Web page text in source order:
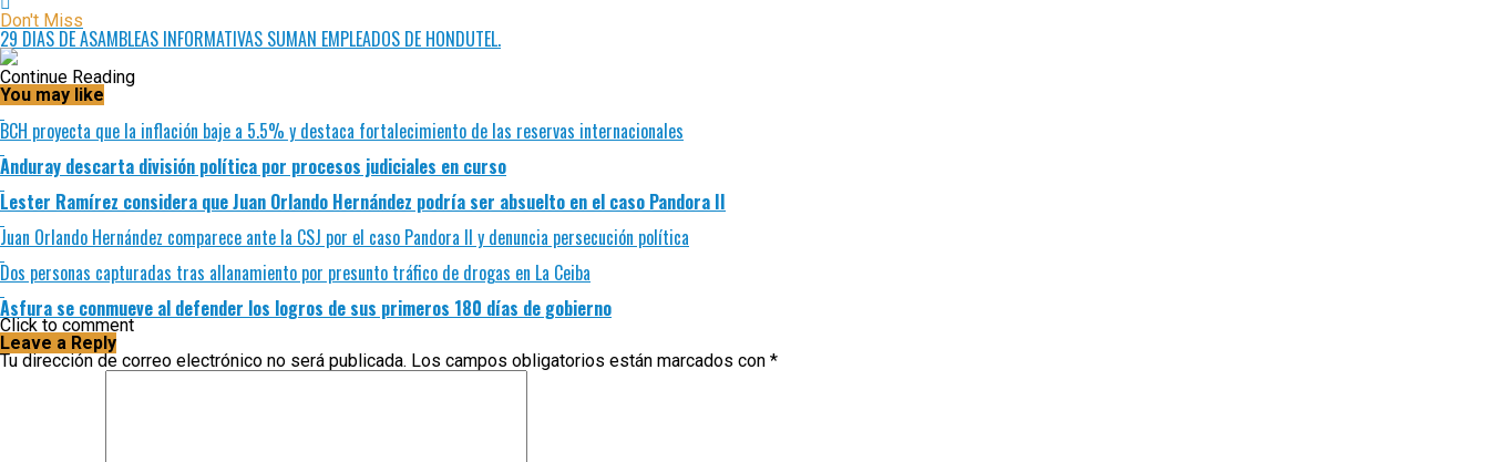
Don't Miss
29 DIAS DE ASAMBLEAS INFORMATIVAS SUMAN EMPLEADOS DE HONDUTEL.
Continue Reading
You may like
BCH proyecta que la inflación baje a 5.5% y destaca fortalecimiento de las reservas internacionales
Anduray descarta división política por procesos judiciales en curso
Lester Ramírez considera que Juan Orlando Hernández podría ser absuelto en el caso Pandora II
Juan Orlando Hernández comparece ante la CSJ por el caso Pandora II y denuncia persecución política
Dos personas capturadas tras allanamiento por presunto tráfico de drogas en La Ceiba
Asfura se conmueve al defender los logros de sus primeros 180 días de gobierno
Click to comment
Leave a Reply
Tu dirección de correo electrónico no será publicada. Los campos obligatorios están marcados con *